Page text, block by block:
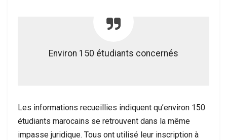
Environ 150 étudiants concernés
Les informations recueillies indiquent qu’environ 150
étudiants marocains se retrouvent dans la même
impasse juridique. Tous ont utilisé leur inscription à